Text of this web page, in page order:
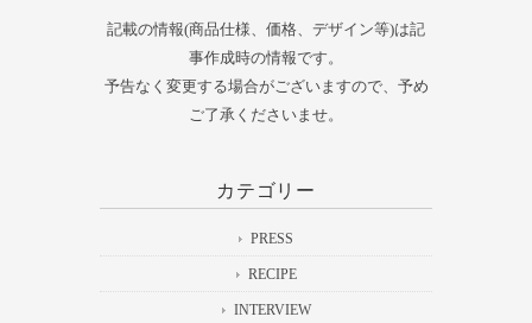
記載の情報(商品仕様、価格、デザイン等)は記
事作成時の情報です。
予告なく変更する場合がございますので、予め
ご了承くださいませ。
カテゴリー
PRESS
RECIPE
INTERVIEW